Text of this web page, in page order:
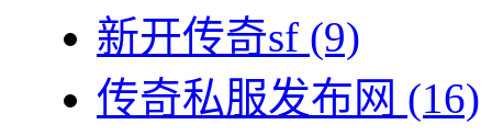
新开传奇sf (9)
传奇私服发布网 (16)